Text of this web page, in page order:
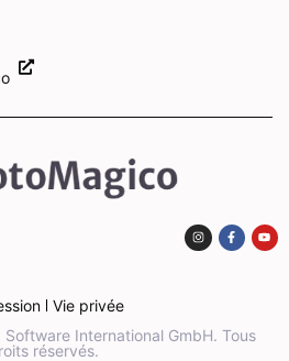
Vie privée
International GmbH. Tous
réservés.